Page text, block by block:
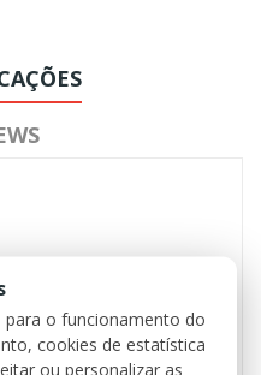
para o funcionamento do
cookies de estatística
ou personalizar as